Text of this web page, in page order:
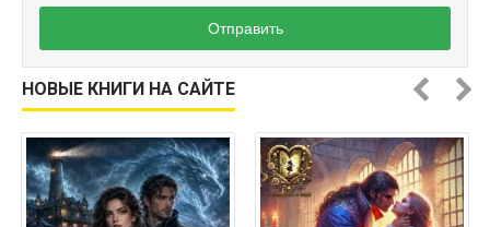
Отправить
НОВЫЕ КНИГИ НА САЙТЕ